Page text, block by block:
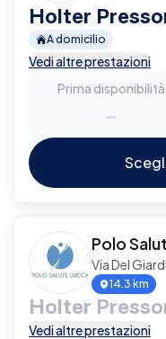
Holter
A domicilio
Vedi altre prestazioni
Prima disponibilità
-
Polo
Via Del
14.3 km
Holter
Vedi altre prestazioni